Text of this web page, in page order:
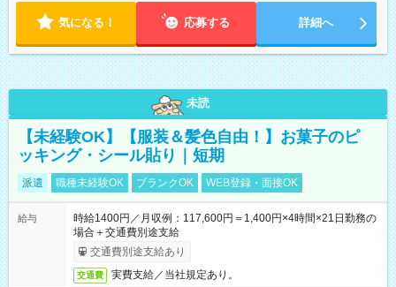
気になる！ 応募する 詳細へ
未読
【未経験OK】【服装＆髪色自由！】お菓子のピ
ッキング・シール貼り｜短期
派遣 職種未経験OK ブランクOK WEB登録・面接OK
給与
時給1400円／月収例：117,600円＝1,400円×4時間×21日勤務の
場合＋交通費別途支給
交通費別途支給あり
交通費 実費支給／当社規定あり。